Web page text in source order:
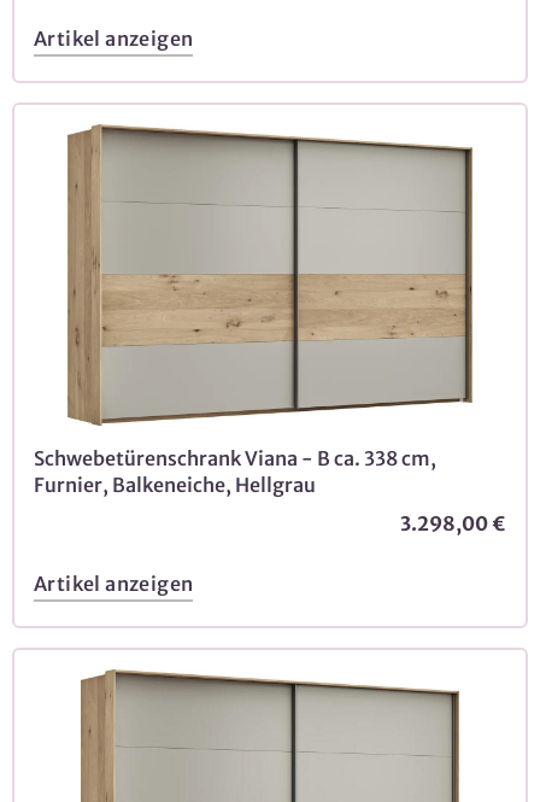
Artikel anzeigen
Schwebetürenschrank Viana - B ca. 338 cm,
Furnier, Balkeneiche, Hellgrau
3.298,00 €
Artikel anzeigen